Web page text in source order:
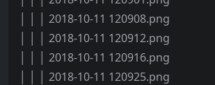
│ │ │ 2018-10-11 120908.png
│ │ │ 2018-10-11 120912.png
│ │ │ 2018-10-11 120916.png
│ │ │ 2018-10-11 120925.png